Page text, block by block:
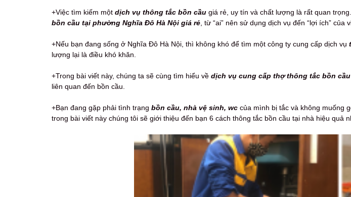
+Việc tìm kiếm một dịch vụ thông tắc bồn cầu giá rẻ, uy tín và chất lượng là rất quan
bồn cầu tại phường Nghĩa Đô Hà Nội giá rẻ , từ “ai” nên sử dụng dịch vụ đến “lợi ích” của
+Nếu bạn đang sống ở Nghĩa Đô Hà Nội, thì không khó để tìm một công ty cung cấp dịch vụ
lượng lại là điều khó khăn.
+Trong bài viết này, chúng ta sẽ cùng tìm hiểu về dịch vụ cung cấp thợ thông tắc bồn
liên quan đến bồn cầu.
+Bạn đang gặp phải tình trạng bồn cầu, nhà vệ sinh, wc của mình bị tắc và không muống
trong bài viết này chúng tôi sẽ giới thiệu đến bạn 6 cách thông tắc bồn cầu tại nhà hiệu quả